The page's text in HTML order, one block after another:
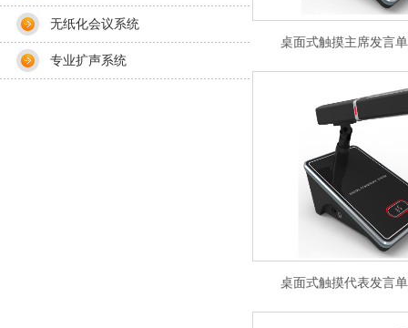
无纸化会议系统
专业扩声系统
桌面式触摸主席发言
桌面式触摸代表发言